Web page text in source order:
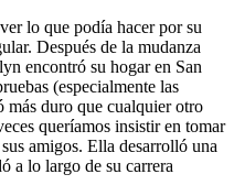
lo que podía hacer por su
Después de la mudanza
encontró su hogar en San
(especialmente las
más duro que cualquier otro
queríamos insistir en tomar
amigos. Ella desarrolló una
a lo largo de su carrera